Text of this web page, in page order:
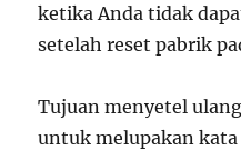
ketika Anda tidak
setelah reset pabrik
Tujuan menyetel
untuk melupakan